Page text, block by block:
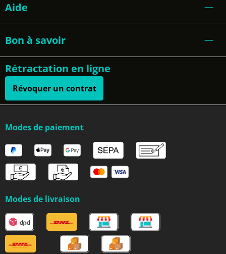
Aide
Bon à savoir
Rétractation en ligne
Révoquer un contrat
Modes de paiement
Modes de livraison